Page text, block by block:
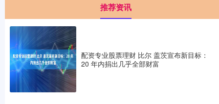
推荐资讯
配资专业股票理财 比尔 盖茨宣布新目标：
20 年内捐出几乎全部财富